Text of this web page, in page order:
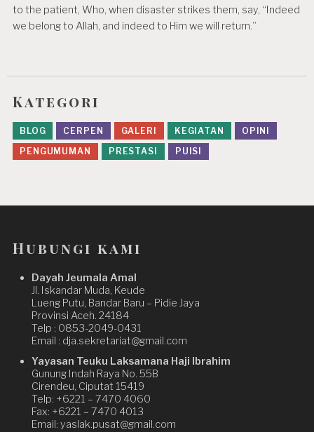
i
to the patient, Who, when disaster strikes them, say, “Indeed
we belong to Allah, and indeed to Him we will return.”
Kategori
BLOG CERPEN GALERI KEGIATAN
OPINI
PENGUMUMAN
PRESTASI PUISI
Hubungi kami
Dayah Jeumala Amal
Jl. Iskandar Muda, Keude
Lueng Putu, Bandar Baru – Pidie Jaya
Provinsi Aceh. 24184
Telp : 0853-2049-0431
Email : dja.sekretariat@gmail.com
Yayasan Teuku Laksamana Haji Ibrahim
Gunung Indah Raya No. 55B
Cirendeu, Ciputat 15419
Telp: +6221 – 7470 4060
Fax: +6221 – 7470 4013
Email: yaslak.pusat@gmail.com